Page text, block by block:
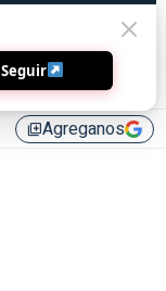
library_addAgreganos
Seguir